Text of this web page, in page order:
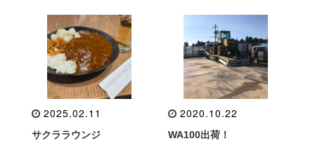
2025.02.11
サクララウンジ
2020.10.22
WA100出荷！